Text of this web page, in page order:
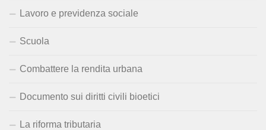
Lavoro e previdenza sociale
Scuola
Combattere la rendita urbana
Documento sui diritti civili bioetici
La riforma tributaria